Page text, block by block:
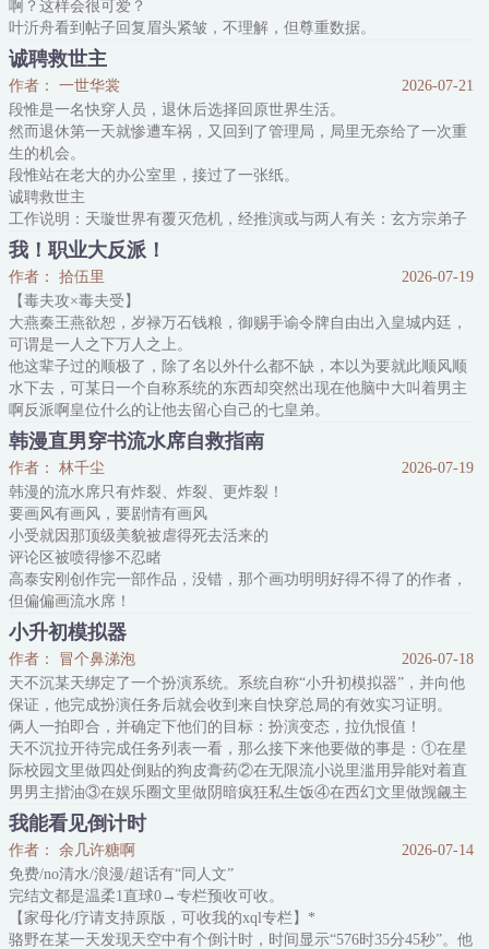
啊？这样会很可爱？
叶沂舟看到帖子回复眉头紧皱，不理解，但尊重数据。
于是两年后……
好消息：笨蛋美人的人设立的非常成功。
坏消息：成功新晋十八线作精小糊咖，喜提黑粉千千万。
真的栓Q了！
黑粉：演技差、没脑子、没情商、没学历、蠢。
这些标签简直把叶沂舟给气笑了。
不谦虚的
诚聘救世主
作者： 一世华裳
2026-07-21
段惟是一名快穿人员，退休后选择回原世界生活。
然而退休第一天就惨遭车祸，又回到了管理局，局里无奈给了一次重
生的机会。
段惟站在老大的办公室里，接过了一张纸。
诚聘救世主
工作说明：天璇世界有覆灭危机，经推演或与两人有关：玄方宗弟子
封云天、万辰飞星门弟子朗旭。现诚招人才拯救世界。
岗位要求：吃苦耐劳，心性坚韧，足智多谋，随机应变，具有大局观
和无私奉献的精神。
福利待遇：面议。
这次一共招了七个人。
主要责任方不在管理局，段惟只要不拖后腿，局里就能帮他申请到重
生福利。
段惟爽快地同意，在新世
我！职业大反派！
作者： 拾伍里
2026-07-19
【毒夫攻×毒夫受】
大燕秦王燕欲恕，岁禄万石钱粮，御赐手谕令牌自由出入皇城内廷，
可谓是一人之下万人之上。
他这辈子过的顺极了，除了名以外什么都不缺，本以为要就此顺风顺
水下去，可某日一个自称系统的东西却突然出现在他脑中大叫着男主
啊反派啊皇位什么的让他去留心自己的七皇弟。
本着宁可错杀一千不可放过一个的念头。
燕欲恕去好好“照料”了一番自己这位皇弟，谁料刚回宫就见自己亲爹
邀请这家小姐进宫赏花，那家哥儿进宫喝茶，搞的燕欲恕烦不胜烦，
干脆跑出去躲清净。
谁成想刚找地方待好，就有个柔弱貌美哥儿泪眼朦胧的往
韩漫直男穿书流水席自救指南
作者： 林千尘
2026-07-19
韩漫的流水席只有炸裂、炸裂、更炸裂！
要画风有画风，要剧情有画风
小受就因那顶级美貌被虐得死去活来的
评论区被喷得惨不忍睹
高泰安刚创作完一部作品，没错，那个画功明明好得不得了的作者，
但偏偏画流水席！
1v7
牛！
作者家里还缺刀子吗？要不给你寄点？
受被虐成这样，有种巴掌伸不进屏幕里的无力感
（心痛）（阴暗）（扭曲）（爬行）（抓住作者）（嘶吼）快给我写
甜甜的恋爱！
——啪！
高泰安实在看不下去了，关了评论区
阿西吧……
他也心疼啊！笔下的人物对他来说早已是鲜活的了，看到受这么惨
小升初模拟器
作者： 冒个鼻涕泡
2026-07-18
天不沉某天绑定了一个扮演系统。系统自称“小升初模拟器”，并向他
保证，他完成扮演任务后就会收到来自快穿总局的有效实习证明。
俩人一拍即合，并确定下他们的目标：扮演变态，拉仇恨值！
天不沉拉开待完成任务列表一看，那么接下来他要做的事是：①在星
际校园文里做四处倒贴的狗皮膏药②在无限流小说里滥用异能对着直
男男主揩油③在娱乐圈文里做阴暗疯狂私生饭④在西幻文里做觊觎主
神的偏执疯犬信徒⑤在狼人杀式恋综里直男装gay…
天不沉：这不送分题吗？这种人设要吸仇恨简直是易如反掌啊易如反
掌
后来——
他在副本中天天用异
我能看见倒计时
作者： 余几许糖啊
2026-07-14
免费/no清水/浪漫/超话有“同人文”
完结文都是温柔1直球0→专栏预收可收。
【家母化/疗请支持原版，可收我的xql专栏】*
骆野在某一天发现天空中有个倒计时，时间显示“576时35分45秒”。他